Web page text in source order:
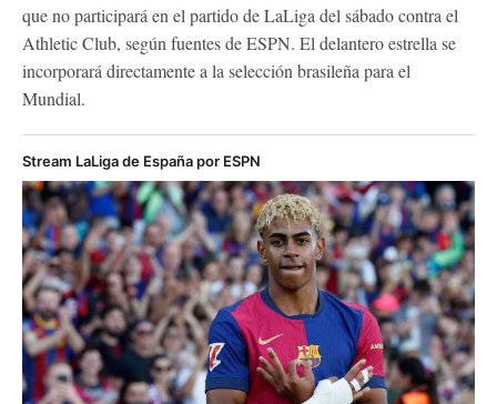
que no participará en el partido de LaLiga del sábado contra el
Athletic Club, según fuentes de ESPN. El delantero estrella se
incorporará directamente a la selección brasileña para el
Mundial.
Stream LaLiga de España por ESPN